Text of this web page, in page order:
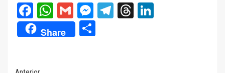
Facebook
WhatsApp
GmailMessenger
Telegram
Threads
Share